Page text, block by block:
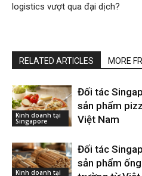
logistics vượt qua đại dịch?
RELATED ARTICLES MORE
Kinh doanh tại
Singapore
Đối tác
sản phẩm
Việt Nam
Kinh doanh tại
Đối tác
sản phẩm